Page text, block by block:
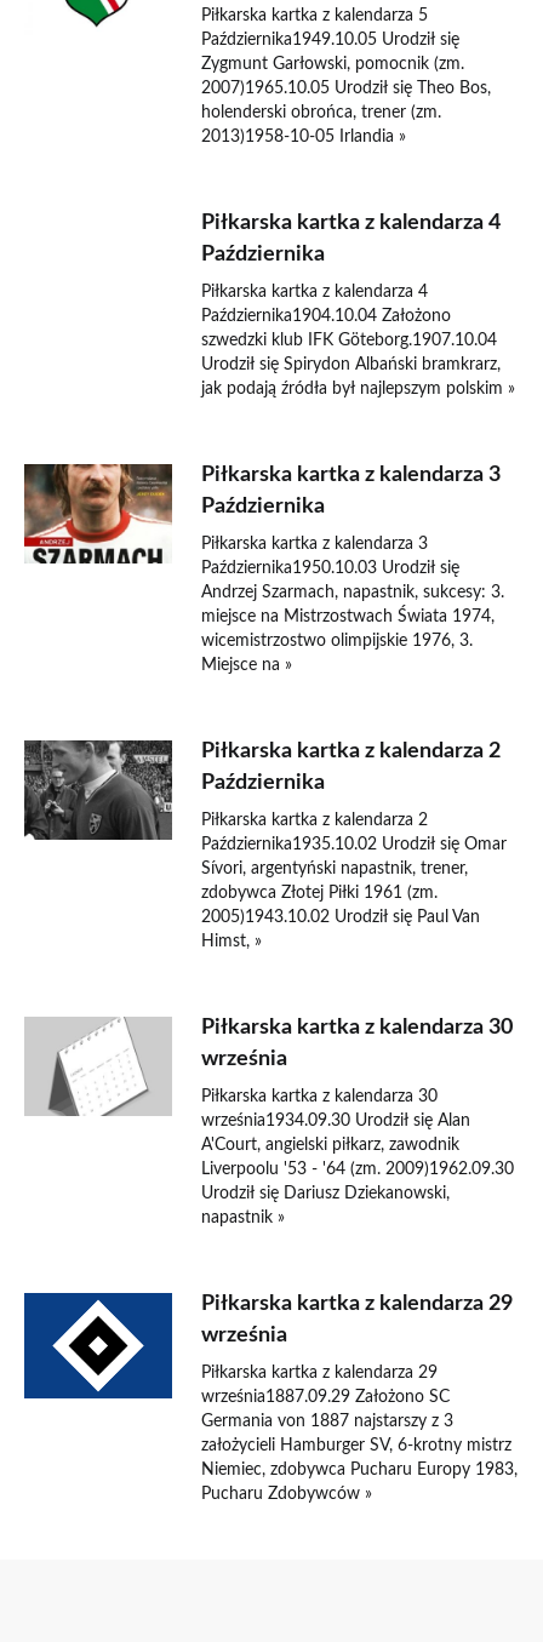
Piłkarska kartka z kalendarza 5
Października1949.10.05 Urodził się
Zygmunt Garłowski, pomocnik (zm.
2007)1965.10.05 Urodził się Theo Bos,
holenderski obrońca, trener (zm.
2013)1958-10-05 Irlandia »
Piłkarska kartka z kalendarza 4
Października
Piłkarska kartka z kalendarza 4
Października1904.10.04 Założono
szwedzki klub IFK Göteborg.1907.10.04
Urodził się Spirydon Albański bramkrarz,
jak podają źródła był najlepszym polskim »
Piłkarska kartka z kalendarza 3
Października
Piłkarska kartka z kalendarza 3
Października1950.10.03 Urodził się
Andrzej Szarmach, napastnik, sukcesy: 3.
miejsce na Mistrzostwach Świata 1974,
wicemistrzostwo olimpijskie 1976, 3.
Miejsce na »
Piłkarska kartka z kalendarza 2
Października
Piłkarska kartka z kalendarza 2
Października1935.10.02 Urodził się Omar
Sívori, argentyński napastnik, trener,
zdobywca Złotej Piłki 1961 (zm.
2005)1943.10.02 Urodził się Paul Van
Himst, »
Piłkarska kartka z kalendarza 30
września
Piłkarska kartka z kalendarza 30
września1934.09.30 Urodził się Alan
A'Court, angielski piłkarz, zawodnik
Liverpoolu '53 - '64 (zm. 2009)1962.09.30
Urodził się Dariusz Dziekanowski,
napastnik »
Piłkarska kartka z kalendarza 29
września
Piłkarska kartka z kalendarza 29
września1887.09.29 Założono SC
Germania von 1887 najstarszy z 3
założycieli Hamburger SV, 6-krotny mistrz
Niemiec, zdobywca Pucharu Europy 1983,
Pucharu Zdobywców »